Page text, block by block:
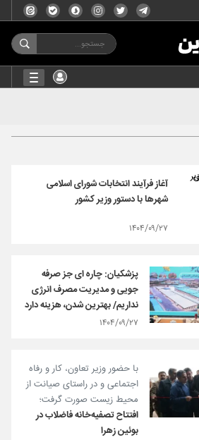
آغاز فرآیند انتخابات شورای اسلامی
شهر‌ها با دستور وزیر کشور
۱۴۰۴/۰۹/۲۷
پزشکیان: چاره ای جز صرفه
جویی و مدیریت مصرف انرژی
نداریم/ بهترین شدن، هزینه دارد
۱۴۰۴/۰۹/۲۷
با حضور وزیر تعاون، کار و رفاه
اجتماعی و در راستای صیانت از
محیط زیست صورت گرفت؛
افتتاح تصفیه‌خانه فاضلاب در
بوئین زهرا